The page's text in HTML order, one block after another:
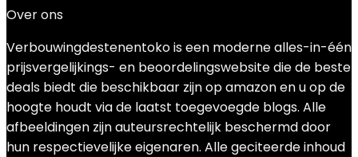
Over ons
Verbouwingdestenentoko is een moderne alles-in-één
prijsvergelijkings- en beoordelingswebsite die de beste
deals biedt die beschikbaar zijn op amazon en u op de
hoogte houdt via de laatst toegevoegde blogs. Alle
afbeeldingen zijn auteursrechtelijk beschermd door
hun respectievelijke eigenaren. Alle geciteerde inhoud